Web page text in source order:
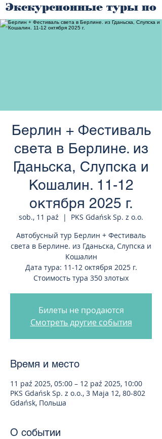
Экскурсионные туры по
странам Европы
Берлин + Фестиваль
света в Берлине. из
Гданьска, Слупска и
Кошалин. 11-12
октября 2025 г.
sob., 11 paź
  |
PKS Gdańsk Sp. z o.o.
Автобусный тур Берлин + Фестиваль
света в Берлине. из Гданьска, Слупска и
Кошалин
Дата тура: 11-12 октября 2025 г.
Стоимость тура 350 злотых
Билеты не продаются
Смотреть другие события
Время и место
11 paź 2025, 05:00 – 12 paź 2025, 10:00
PKS Gdańsk Sp. z o.o., 3 Maja 12, 80-802
Gdańsk, Польша
О событии